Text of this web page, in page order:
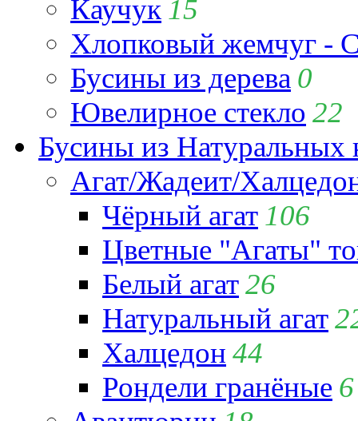
Каучук 15
Хлопковый жемчуг -
Бусины из дерева 0
Ювелирное стекло 22
Бусины из Натуральных
Агат/Жадеит/
Чёрный агат 106
Цветные "Агаты"
Белый агат26
Натуральный агат
Халцедон 44
Рондели гранёные 6